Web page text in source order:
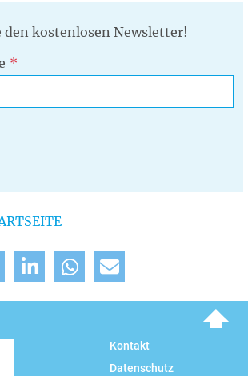
den kostenlosen Newsletter!
Kontakt
Datenschutz